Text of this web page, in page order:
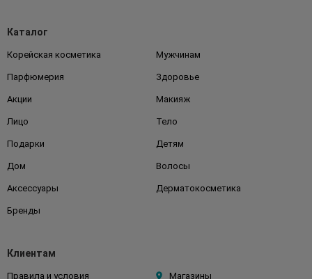
Каталог
Корейская косметика Мужчинам
Парфюмерия Здоровье
Акции Макияж
Лицо Тело
Подарки Детям
Дом Волосы
Аксессуары Дерматокосметика
Бренды
Клиентам
Правила и условия Магазины